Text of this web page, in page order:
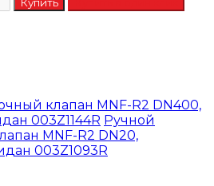
клапан MNF-R2 DN400,
003Z1144R Ручной
MNF-R2 DN20,
003Z1093R